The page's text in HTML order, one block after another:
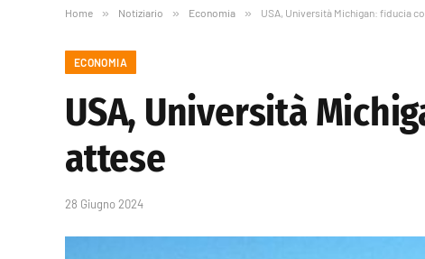
Home » Notiziario » Economia » USA, Università Michigan: fiducia
ECONOMIA
USA, Università
attese
28 Giugno 2024